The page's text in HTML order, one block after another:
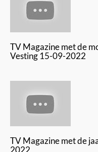
TV Magazine met de
Vesting 15-09-2022
TV Magazine met de